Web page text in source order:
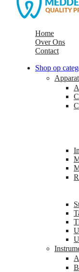
Home
Over Ons
Contact
Shop op